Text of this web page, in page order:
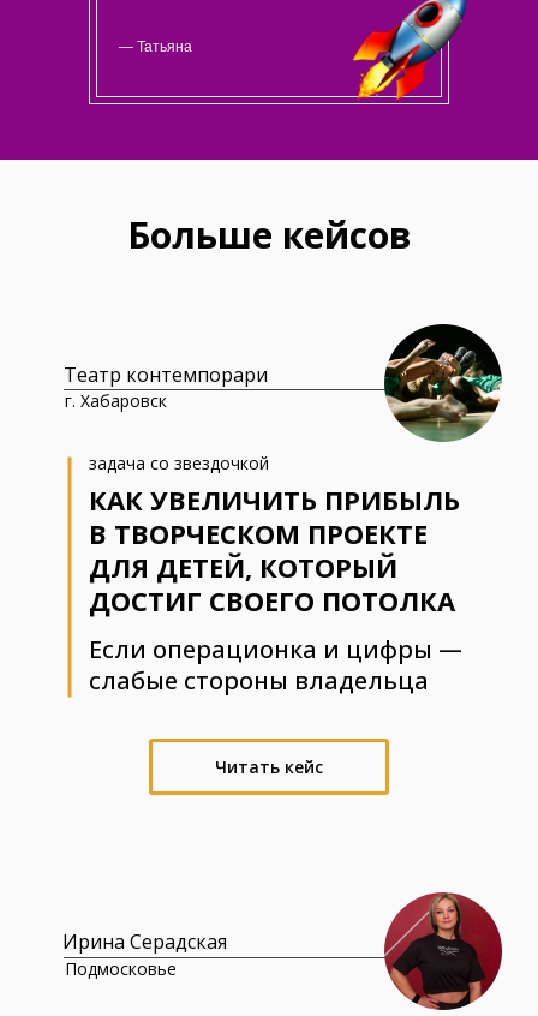
— Татьяна
Больше кейсов
Если операционка и цифры —
слабые стороны владельца
КАК УВЕЛИЧИТЬ ПРИБЫЛЬ
В ТВОРЧЕСКОМ ПРОЕКТЕ
ДЛЯ ДЕТЕЙ, КОТОРЫЙ
ДОСТИГ СВОЕГО ПОТОЛКА
задача со звездочкой
г. Хабаровск
Театр контемпорари
Читать кейс
Подмосковье
Ирина Серадская